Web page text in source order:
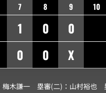
7 8 9 10
1 0
0
0 0 X
梅木謙一 塁審(二)： 山村裕也